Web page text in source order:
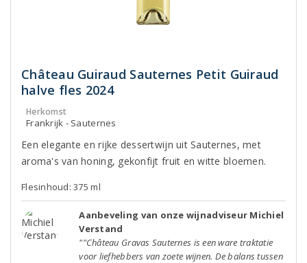
Château Guiraud Sauternes Petit Guiraud
halve fles 2024
Herkomst
Frankrijk - Sauternes
Een elegante en rijke dessertwijn uit Sauternes, met
aroma's van honing, gekonfijt fruit en witte bloemen.
Flesinhoud: 375 ml
Aanbeveling van onze wijnadviseur Michiel
Verstand
""Château Gravas Sauternes is een ware traktatie
voor liefhebbers van zoete wijnen. De balans tussen